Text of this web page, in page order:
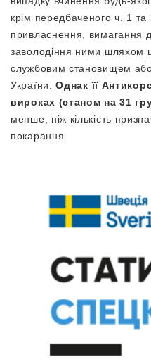
крім передбаченого ч. 1
привласнення, вимагання
заволодіння ними шляхом
службовим становищем
України.Однак її
вироках (станом на 31
менше, ніж кількість
покарання.